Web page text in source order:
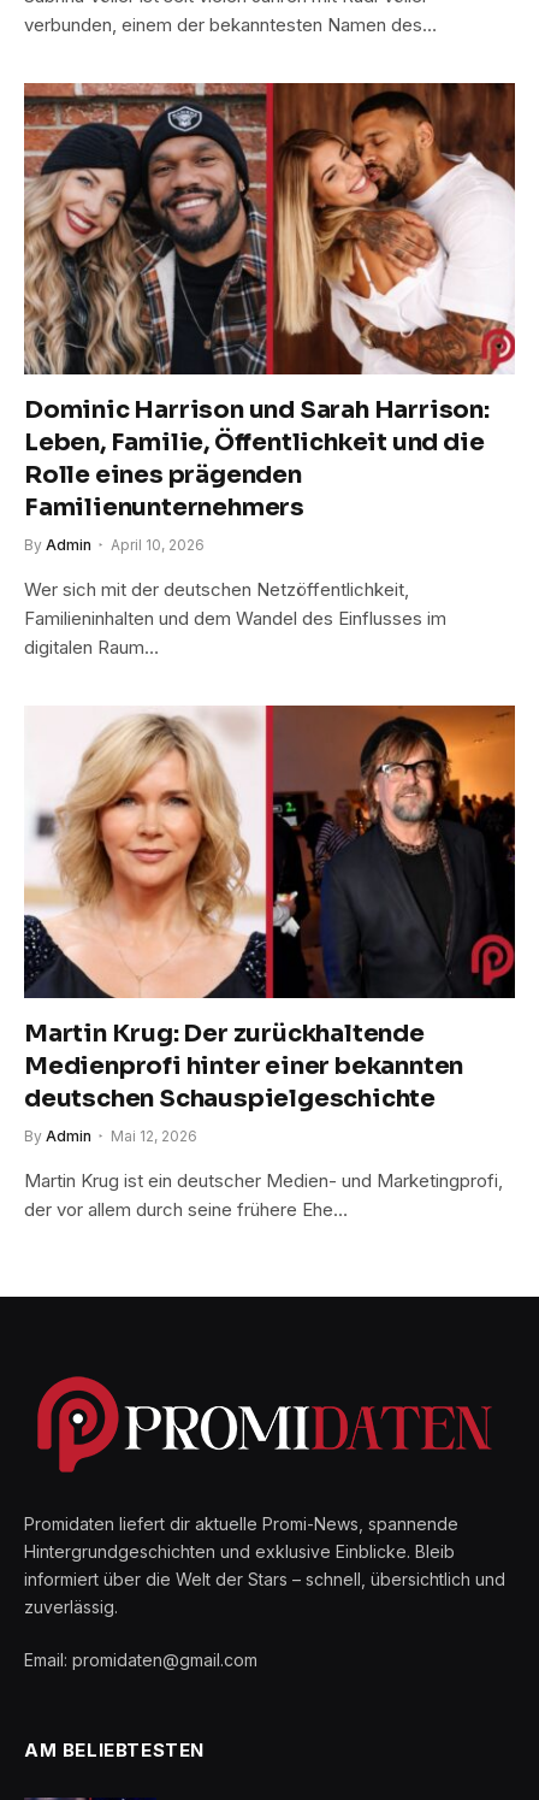
verbunden, einem der bekanntesten Namen des…
Dominic Harrison und Sarah Harrison:
Leben, Familie, Öffentlichkeit und die
Rolle eines prägenden
Familienunternehmers
By Admin April 10, 2026
Wer sich mit der deutschen Netzöffentlichkeit,
Familieninhalten und dem Wandel des Einflusses im
digitalen Raum…
Martin Krug: Der zurückhaltende
Medienprofi hinter einer bekannten
deutschen Schauspielgeschichte
By Admin Mai 12, 2026
Martin Krug ist ein deutscher Medien- und Marketingprofi,
der vor allem durch seine frühere Ehe…
Promidaten liefert dir aktuelle Promi-News, spannende
Hintergrundgeschichten und exklusive Einblicke. Bleib
informiert über die Welt der Stars – schnell, übersichtlich und
zuverlässig.
Email: promidaten@gmail.com
AM BELIEBTESTEN